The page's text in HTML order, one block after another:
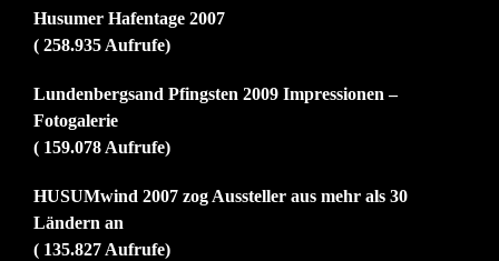
Husumer Hafentage 2007
( 258.935 Aufrufe)
Lundenbergsand Pfingsten 2009 Impressionen –
Fotogalerie
( 159.078 Aufrufe)
HUSUMwind 2007 zog Aussteller aus mehr als 30
Ländern an
( 135.827 Aufrufe)